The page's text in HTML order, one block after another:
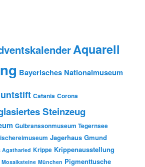
Aquarell
Bayerisches Nationalmuseum
Catania Corona
Steinzeug
Gulbranssonmuseum Tegernsee
Jagerhaus Gmund
Agatharied Krippe Krippenausstellung
Mosaiksteine München Pigmenttusche